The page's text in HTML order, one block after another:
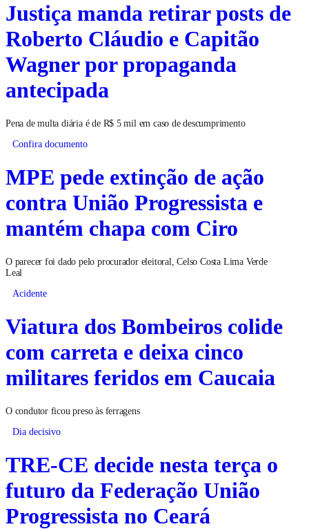
Justiça manda retirar posts de
Roberto Cláudio e Capitão
Wagner por propaganda
antecipada
Pena de multa diária é de R$ 5 mil em caso de descumprimento
Confira documento
MPE pede extinção de ação
contra União Progressista e
mantém chapa com Ciro
O parecer foi dado pelo procurador eleitoral, Celso Costa Lima Verde
Leal
Acidente
Viatura dos Bombeiros colide
com carreta e deixa cinco
militares feridos em Caucaia
O condutor ficou preso às ferragens
Dia decisivo
TRE-CE decide nesta terça o
futuro da Federação União
Progressista no Ceará